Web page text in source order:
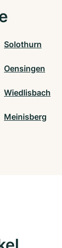
Solothurn
Oensingen
Wiedlisbach
Meinisberg